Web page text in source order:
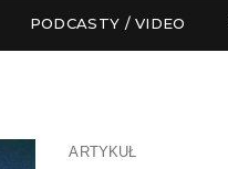
PODCASTY / VIDEO
ARTYKUŁ